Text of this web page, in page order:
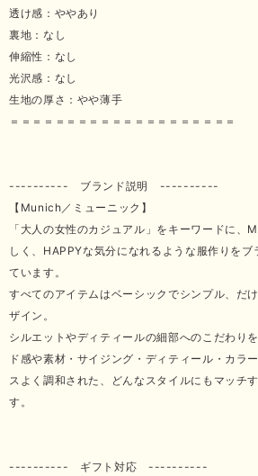
透け感：ややあり
裏地：なし
伸縮性：なし
光沢感：なし
生地の厚さ：やや薄手
＝＝＝＝＝＝＝＝＝＝＝＝＝＝＝＝＝＝＝＝
---------- ブランド説明 ----------
【Munich／ミューニック】
「大人の女性のカジュアル」をキーワードに、
しく、HAPPYな気分になれるような服作りをブ
ています。
すべてのアイテムはベーシックでシンプル、だ
ザイン。
シルエットやディティールの細部へのこだわり
ド感や素材・サイジング・ディティール・カラ
スよく調和された、どんなスタイルにもマッチ
す。
---------- ギフト対応 ----------